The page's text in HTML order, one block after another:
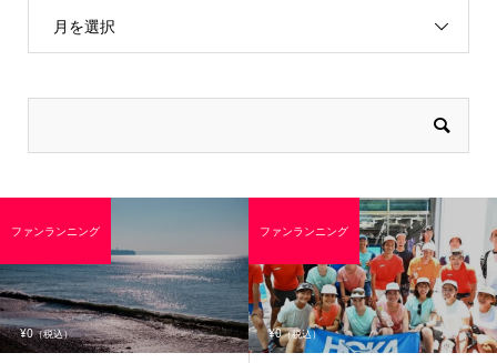
月を選択
¥0（税込）
ファンランニング
¥0（税込）
ファンランニング